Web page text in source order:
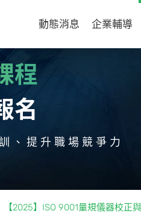
動態消息 企業輔導
程
名
、提升職場競爭力
【2025】ISO 9001量規儀器校正